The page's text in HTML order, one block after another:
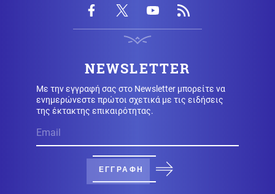
Θρίλερ στα Στενά του Ορμούζ: Η συμφωνία με το Ομάν
Καιρός 09.08.2026 - 09:24
Καιρός: Έως 39 βαθμούς σήμερα - Που θα έχει
μελτέμια
09.08.2026 - 09:18
Μειωμένη Σύνταξη: Όσα πρέπει να γνωρίζετε – Τα
«κλειδιά» για την τελική επιλογή
NEWSLETTER
Με την εγγραφή σας στο Newsletter μπορείτε να
ενημερώνεστε πρώτοι σχετικά με τις ειδήσεις
της έκτακτης επικαιρότητας.
ΕΓΓΡΑΦΗ